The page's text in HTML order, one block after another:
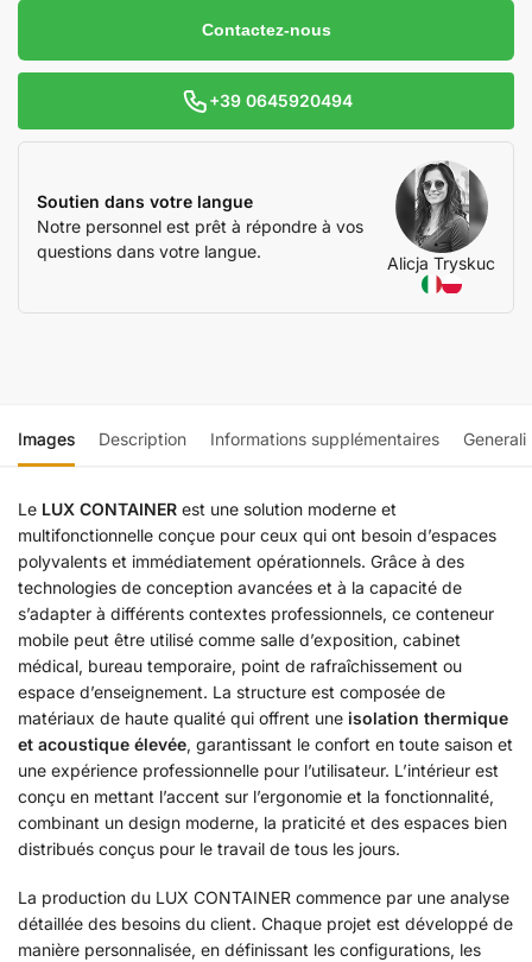
Contactez-nous
+39 0645920494
Soutien dans votre langue
Notre personnel est prêt à répondre à vos
questions dans votre langue.
Alicja Tryskuc
Images Description Informations supplémentaires Generali
Le LUX CONTAINER est une solution moderne et
multifonctionnelle conçue pour ceux qui ont besoin d’espaces
polyvalents et immédiatement opérationnels. Grâce à des
technologies de conception avancées et à la capacité de
s’adapter à différents contextes professionnels, ce conteneur
mobile peut être utilisé comme salle d’exposition, cabinet
médical, bureau temporaire, point de rafraîchissement ou
espace d’enseignement. La structure est composée de
matériaux de haute qualité qui offrent une isolation thermique
et acoustique élevée, garantissant le confort en toute saison et
une expérience professionnelle pour l’utilisateur. L’intérieur est
conçu en mettant l’accent sur l’ergonomie et la fonctionnalité,
combinant un design moderne, la praticité et des espaces bien
distribués conçus pour le travail de tous les jours.
La production du LUX CONTAINER commence par une analyse
détaillée des besoins du client. Chaque projet est développé de
manière personnalisée, en définissant les configurations, les